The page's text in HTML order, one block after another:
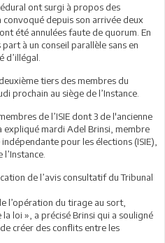
ont surgi à propos des
depuis son arrivée deux
été annulées faute de quorum. En
à un conseil parallèle sans en
d’illégal.
tiers des membres du
prochain au siège de l’Instance.
de l’ISIE dont 3 de l'ancienne
expliqué mardi Adel Brinsi, membre
pour les élections (ISIE),
de l’avis consultatif du Tribunal
l’opération du tirage au sort,
loi », a précisé Brinsi qui a souligné
créer des conflits entre les